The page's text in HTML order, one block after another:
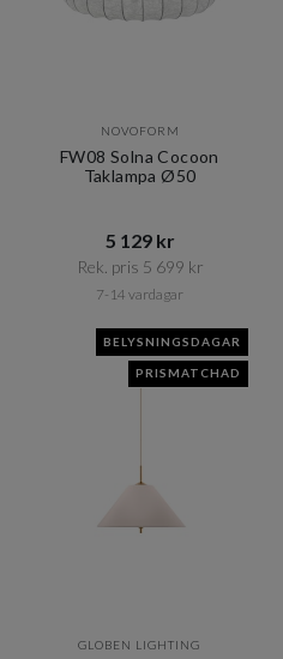
NOVOFORM
FW08 Solna Cocoon
Taklampa Ø50
5 129 kr​​
Rek. pris 5 699 kr​​
7-14 vardagar
BELYSNINGSDAGAR
PRISMATCHAD
GLOBEN LIGHTING